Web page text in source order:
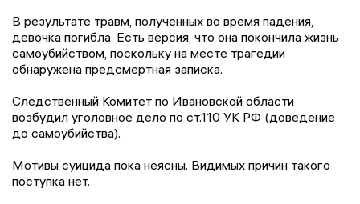
В результате травм, полученных во время падения,
девочка погибла. Есть версия, что она покончила жизнь
самоубийством, поскольку на месте трагедии
обнаружена предсмертная записка.
Следственный Комитет по Ивановской области
возбудил уголовное дело по ст.110 УК РФ (доведение
до самоубийства).
Мотивы суицида пока неясны. Видимых причин такого
поступка нет.